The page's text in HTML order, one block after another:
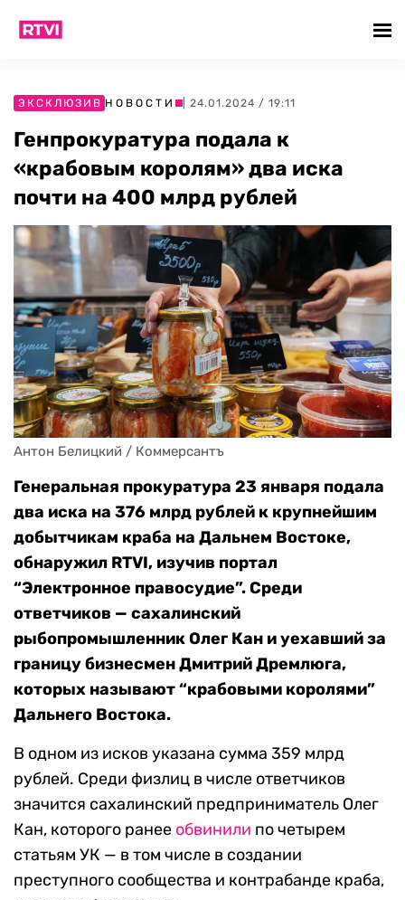
ЭКСКЛЮЗИВ НОВОСТИ | 24.01.2024 / 19:11
Генпрокуратура подала к
«крабовым королям» два иска
почти на 400 млрд рублей
Антон Белицкий / Коммерсантъ
Генеральная прокуратура 23 января подала
два иска на 376 млрд рублей к крупнейшим
добытчикам краба на Дальнем Востоке,
обнаружил RTVI, изучив портал
“Электронное правосудие”. Среди
ответчиков — сахалинский
рыбопромышленник Олег Кан и уехавший за
границу бизнесмен Дмитрий Дремлюга,
которых называют “крабовыми королями”
Дальнего Востока.
В одном из исков указана сумма 359 млрд
рублей. Среди физлиц в числе ответчиков
значится сахалинский предприниматель Олег
Кан, которого ранее обвинили по четырем
статьям УК — в том числе в создании
преступного сообщества и контрабанде краба,